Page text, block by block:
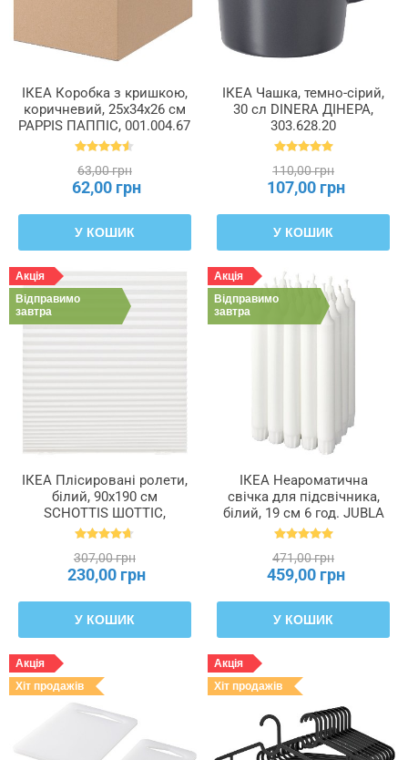
ІКЕА Коробка з кришкою,
коричневий, 25x34x26 см
PAPPIS ПАППІС, 001.004.67
63,00 грн
62,00 грн
У КОШИК
ІКЕА Чашка, темно-сірий,
30 сл DINERA ДІНЕРА,
303.628.20
110,00 грн
107,00 грн
У КОШИК
Акція
Відправимо
завтра
ІКЕА Плісировані ролети,
білий, 90x190 см
SCHOTTIS ШОТТІС,
202.422.82
307,00 грн
230,00 грн
У КОШИК
Акція
Відправимо
завтра
ІКЕА Неароматична
свічка для підсвічника,
білий, 19 см 6 год. JUBLA
ДЖУБЛ, 601.919.16
471,00 грн
459,00 грн
У КОШИК
Акція
Хіт продажів
Акція
Хіт продажів